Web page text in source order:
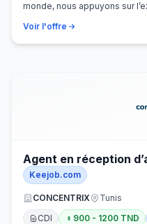
monde, nous appuyons sur
Voir l'offre
Agent en réception
Keejob.com
CONCENTRIX
Tunis
CDI
900 - 1200 TND